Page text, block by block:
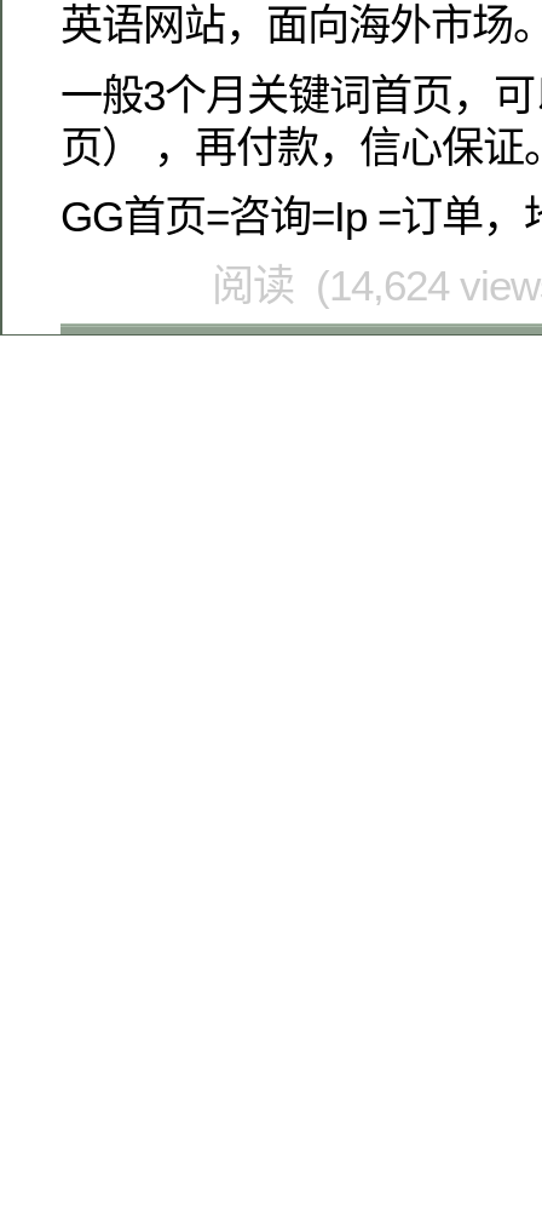
英语网站，面向海外市场
一般3个月关键词首页，
页） ，再付款，信心保证
GG首页=咨询=Ip =订单
阅读 (14,624